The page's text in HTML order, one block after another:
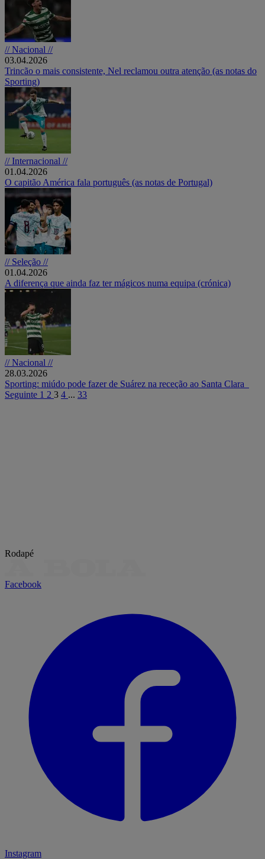
// Nacional //
03.04.2026
Trincão o mais consistente, Nel reclamou outra atenção (as notas do
Sporting)
// Internacional //
01.04.2026
O capitão América fala português (as notas de Portugal)
// Seleção //
01.04.2026
A diferença que ainda faz ter mágicos numa equipa (crónica)
// Nacional //
28.03.2026
Sporting: miúdo pode fazer de Suárez na receção ao Santa Clara
Seguinte 1 2 3 4 ... 33
Rodapé
Facebook
Instagram